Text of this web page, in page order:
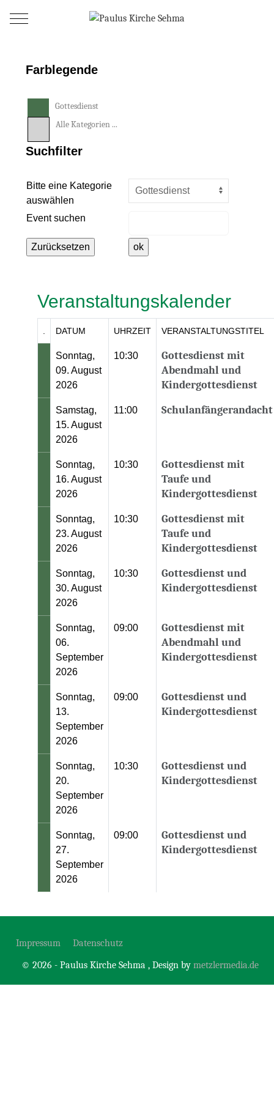
Mobile Menu Toggle
Farblegende
Gottesdienst
Alle Kategorien ...
Suchfilter
Bitte eine Kategorie
auswählen
Eine Kategorie auswählen um
Event suchen
Veranstaltungskalender
. DATUM UHRZEIT VERANSTALTUNGSTITEL
Sonntag,
09. August
2026
10:30
Gottesdienst mit
Abendmahl und
Kindergottesdienst
Samstag,
15. August
2026
11:00 Schulanfängerandacht
Sonntag,
16. August
2026
10:30
Gottesdienst mit
Taufe und
Kindergottesdienst
Sonntag,
23. August
2026
10:30
Gottesdienst mit
Taufe und
Kindergottesdienst
Sonntag,
30. August
2026
10:30
Gottesdienst und
Kindergottesdienst
Sonntag,
06.
September
2026
09:00
Gottesdienst mit
Abendmahl und
Kindergottesdienst
Sonntag,
13.
September
2026
09:00
Gottesdienst und
Kindergottesdienst
Sonntag,
20.
September
2026
10:30
Gottesdienst und
Kindergottesdienst
Sonntag,
27.
September
2026
09:00
Gottesdienst und
Kindergottesdienst
Impressum
Datenschutz
© 2026 - Paulus Kirche Sehma , Design by metzlermedia.de